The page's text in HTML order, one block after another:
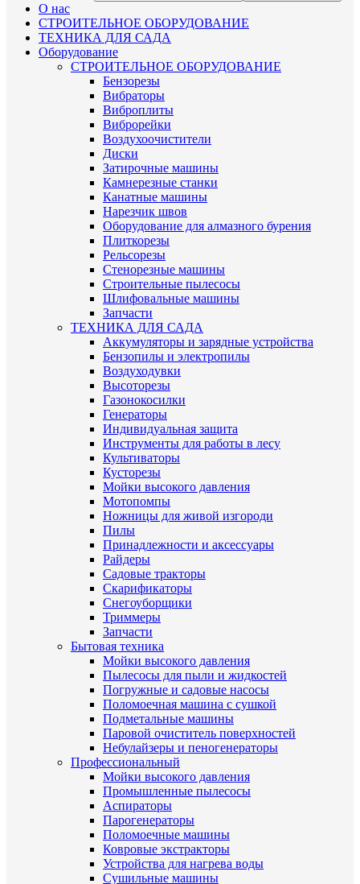
О нас
СТРОИТЕЛЬНОЕ ОБОРУДОВАНИЕ
ТЕХНИКА ДЛЯ САДА
Оборудование
СТРОИТЕЛЬНОЕ ОБОРУДОВАНИЕ
Бензорезы
Вибраторы
Виброплиты
Виброрейки
Воздухоочистители
Диски
Затирочные машины
Камнерезные станки
Канатные машины
Нарезчик швов
Оборудование для алмазного бурения
Плиткорезы
Рельсорезы
Стенорезные машины
Строительные пылесосы
Шлифовальные машины
Запчасти
ТЕХНИКА ДЛЯ САДА
Аккумуляторы и зарядные устройства
Бензопилы и электропилы
Воздуходувки
Высоторезы
Газонокосилки
Генераторы
Индивидуальная защита
Инструменты для работы в лесу
Культиваторы
Кусторезы
Мойки высокого давления
Мотопомпы
Ножницы для живой изгороди
Пилы
Принадлежности и аксессуары
Райдеры
Садовые тракторы
Скарификаторы
Снегоуборщики
Триммеры
Запчасти
Бытовая техника
Мойки высокого давления
Пылесосы для пыли и жидкостей
Погружные и садовые насосы
Поломоечная машина с сушкой
Подметальные машины
Паровой очиститель поверхностей
Небулайзеры и пеногенераторы
Профессиональный
Мойки высокого давления
Промышленные пылесосы
Аспираторы
Парогенераторы
Поломоечные машины
Ковровые экстракторы
Устройства для нагрева воды
Сушильные машины